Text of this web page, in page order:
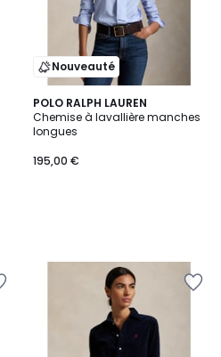
Nouveauté
POLO RALPH LAUREN
Chemise à lavallière manches
longues
195,00 €